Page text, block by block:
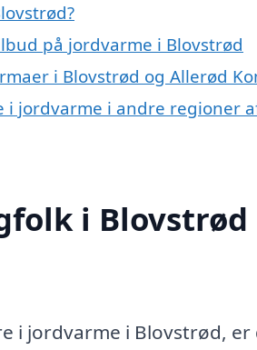
på jordvarme i Blovstrød
i Blovstrød og Allerød
i jordvarme i andre regioner
i
i jordvarme i Blovstrød,